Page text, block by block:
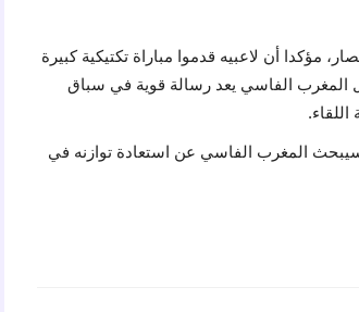
مؤكدا أن لاعبيه قدموا مباراة تكتيكية كبيرة
المغرب الفاسي يعد رسالة قوية في سباق
المغرب الفاسي عن استعادة توازنه في